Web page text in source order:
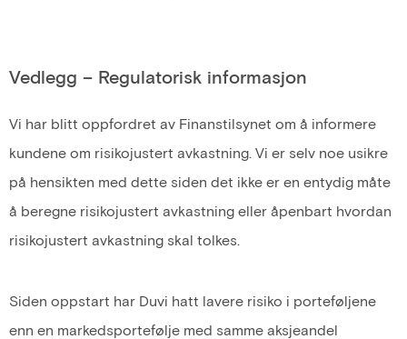
Vedlegg – Regulatorisk informasjon
Vi har blitt oppfordret av Finanstilsynet om å informere
kundene om risikojustert avkastning. Vi er selv noe usikre
på hensikten med dette siden det ikke er en entydig måte
å beregne risikojustert avkastning eller åpenbart hvordan
risikojustert avkastning skal tolkes.
Siden oppstart har Duvi hatt lavere risiko i porteføljene
enn en markedsportefølje med samme aksjeandel